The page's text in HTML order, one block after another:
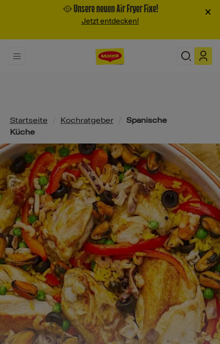
🥘 Unsere neuen Air Fryer Fixe!
Jetzt entdecken!
×
Pfadnavigation
Startseite Kochratgeber
Spanische
Küche